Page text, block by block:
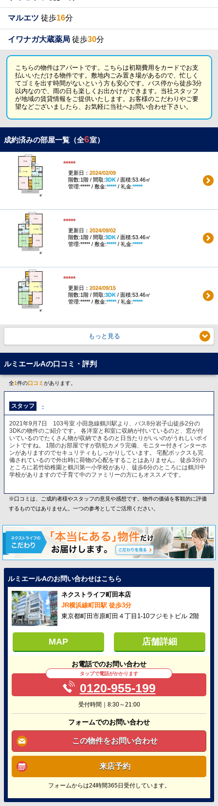
マルエツ 徒歩16分
イワナガ大蔵薬局 徒歩30分
こちらの物件はアパートです。こちらは初期費用をカードでお支
払いいただける物件です。敷地内ごみ置き場があるので、忙しく
てゴミを出す時間がないという方も安心です。バス停から徒歩3分
以内なので、雨の日も楽しくお出かけができます。当社スタッフ
が地域の賃貸情報をご提供いたします。お客様のこだわりやご要
望などございましたら、お気軽に当社へお問い合わせ下さい。
成約済みの部屋一覧（全6室）
*****
更新日： 2024/02/09
階数:1階 / 間取:3DK/ 面積:53.46㎡
管理:***** / 敷金:*****/ 礼金:*****
*****
更新日： 2024/09/02
階数:1階 / 間取:3DK/ 面積:53.46㎡
管理:***** / 敷金:*****/ 礼金:*****
*****
更新日： 2024/09/15
階数:1階 / 間取:3DK/ 面積:53.46㎡
管理:***** / 敷金:*****/ 礼金:*****
もっと見る
ルミエールAの口コミ・評判
全1件の口コミ があります。
スタッフ -
2021年9月7日 103号室 小田急線鶴川駅より、バス8分岩子山徒歩2分の
3DKの物件のご紹介です。 各洋室と和室に収納が付いているのと、窓が付
いているのでたくさん物が収納できるのと日当たりがいいのがうれしいポイ
ントですね。 1階のお部屋ですが防犯カメラ完備、モニター付きインターホ
ンがありますのでセキュリティもしっかりしています。 宅配ボックスも完
備されているので外出時に荷物の心配をすることはありません。 徒歩3分の
ところに若竹幼稚園と鶴川第一小学校があり、徒歩6分のところには鶴川中
学校がありますので子育て中のファミリーの方にもオススメです。
※口コミは、ご成約者様やスタッフの意見や感想です。物件の価値を客観的に評価
するものではありません。一つの参考としてご活用ください。
ルミエールAのお問い合わせはこちら
ネクストライフ町田本店
JR横浜線町田駅 徒歩3分
東京都町田市原町田４丁目1-10フジモトビル 2階
MAP 店舗詳細
お電話でのお問い合わせ
タップで電話がかかります
0120-955-199
受付時間｜8:30～21:00
フォームでのお問い合わせ
この物件をお問い合わせ
来店予約
フォームからは24時間365日受付しています。